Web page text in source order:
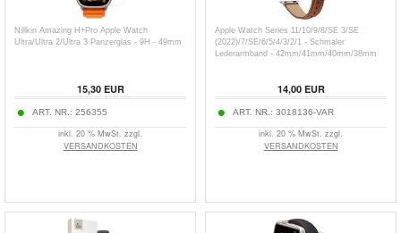
Nillkin Amazing H+Pro Apple Watch
Ultra/Ultra 2/Ultra 3 Panzerglas - 9H - 49mm
15,30EUR
ART. NR.: 256355
inkl. 20 % MwSt. zzgl.
VERSANDKOSTEN
Apple Watch Series 11/10/9/8/SE 3/SE
(2022)/7/SE/6/5/4/3/2/1 - Schmaler
Lederarmband - 42mm/41mm/40mm/38mm
14,00EUR
ART. NR.: 3018136-VAR
inkl. 20 % MwSt. zzgl.
VERSANDKOSTEN